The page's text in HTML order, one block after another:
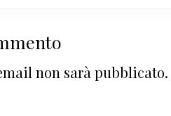
non sarà pubblicato.